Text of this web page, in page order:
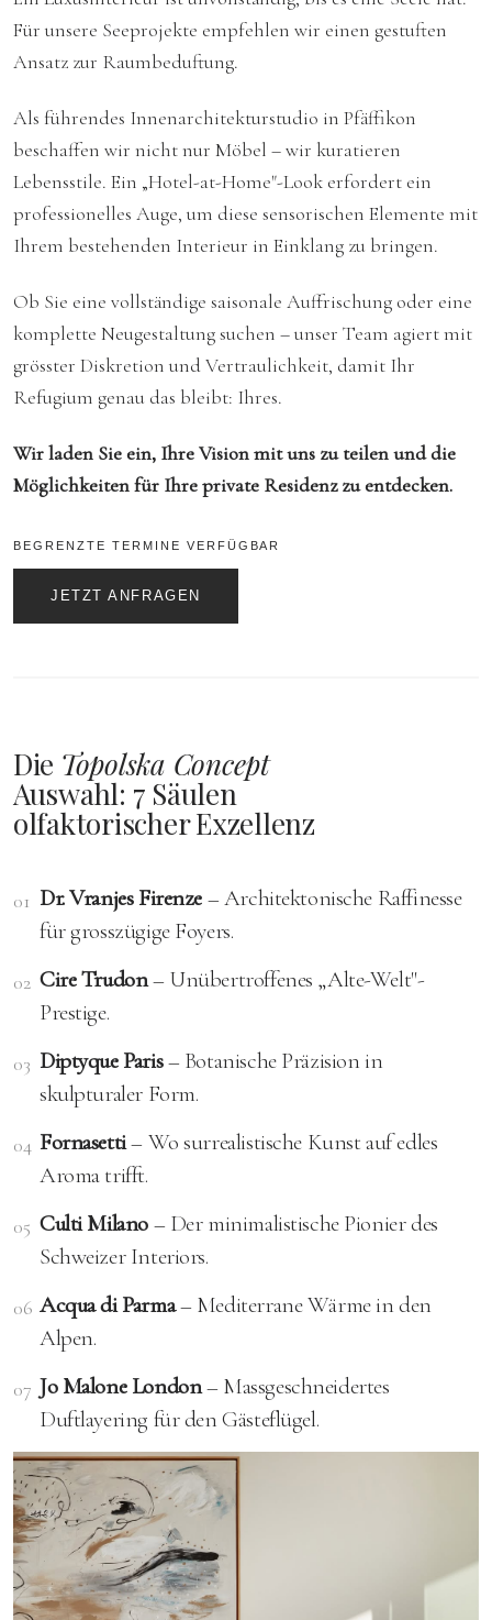
Für unsere Seeprojekte empfehlen wir einen gestuften
Ansatz zur Raumbeduftung.
Als führendes Innenarchitekturstudio in Pfäffikon
beschaffen wir nicht nur Möbel – wir kuratieren
Lebensstile. Ein „Hotel-at-Home"-Look erfordert ein
professionelles Auge, um diese sensorischen Elemente mit
Ihrem bestehenden Interieur in Einklang zu bringen.
Ob Sie eine vollständige saisonale Auffrischung oder eine
komplette Neugestaltung suchen – unser Team agiert mit
grösster Diskretion und Vertraulichkeit, damit Ihr
Refugium genau das bleibt: Ihres.
Wir laden Sie ein, Ihre Vision mit uns zu teilen und die
Möglichkeiten für Ihre private Residenz zu entdecken.
BEGRENZTE TERMINE VERFÜGBAR
JETZT ANFRAGEN
Die Topolska Concept
Auswahl: 7 Säulen
olfaktorischer Exzellenz
01 Dr. Vranjes Firenze – Architektonische Raffinesse
für grosszügige Foyers.
02 Cire Trudon– Unübertroffenes „Alte-Welt"-
Prestige.
03 Diptyque Paris– Botanische Präzision in
skulpturaler Form.
04 Fornasetti– Wo surrealistische Kunst auf edles
Aroma trifft.
05 Culti Milano– Der minimalistische Pionier des
Schweizer Interiors.
06 Acqua di Parma– Mediterrane Wärme in den
Alpen.
07 Jo Malone London– Massgeschneidertes
Duftlayering für den Gästeflügel.